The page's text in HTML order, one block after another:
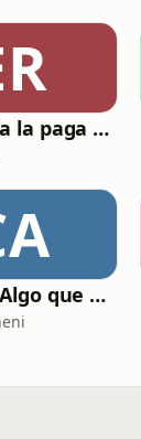
Esta ronda la paga Newton
Católicos Algo que Saber